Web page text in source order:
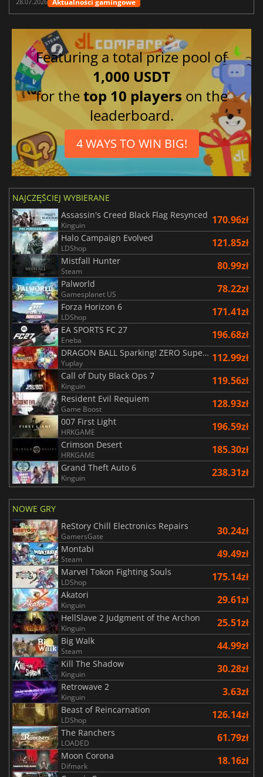
Featuring a total prize pool of
1,000 USDT
for thetop 10 players on the
leaderboard.
4 WAYS TO WIN BIG!
NAJCZĘŚCIEJ WYBIERANE
Assassin's Creed Black Flag Resynced
Kinguin 170.96zł
Halo Campaign Evolved
LDShop 121.85zł
Mistfall Hunter
Steam 80.99zł
Palworld
Gamesplanet US 78.22zł
Forza Horizon 6
LDShop 171.41zł
EA SPORTS FC 27
Eneba 196.68zł
DRAGON BALL Sparking! ZERO Super Limit Breaking NEO
Yuplay 112.99zł
Call of Duty Black Ops 7
Kinguin 119.56zł
Resident Evil Requiem
Game Boost 128.93zł
007 First Light
HRKGAME 196.59zł
Crimson Desert
HRKGAME 185.30zł
Grand Theft Auto 6
Kinguin 238.31zł
NOWE GRY
ReStory Chill Electronics Repairs
GamersGate 30.24zł
Montabi
Steam 49.49zł
Marvel Tokon Fighting Souls
LDShop 175.14zł
Akatori
Kinguin 29.61zł
HellSlave 2 Judgment of the Archon
Kinguin 25.51zł
Big Walk
Steam 44.99zł
Kill The Shadow
Kinguin 30.28zł
Retrowave 2
Kinguin 3.63zł
Beast of Reincarnation
LDShop 126.14zł
The Ranchers
LOADED 61.79zł
Moon Corona
Difmark 18.16zł